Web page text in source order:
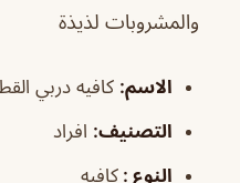
والمشروبات لذيذة
الاسم: كافيه دربي
التصنيف: افراد
النوع : كافيه